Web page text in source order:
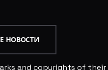
НОВОСТИ
and copyrights of